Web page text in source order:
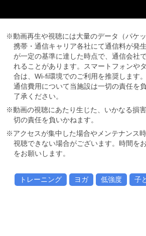
※動画再生や視聴には大量のデータ（パケ
携帯・通信キャリア各社にて通信料が発
が一定の基準に達した時点で、通信会社
れることがあります。スマートフォンや
合は、Wi-fi環境でのご利用を推奨します
通信費用について当施設は一切の責任を
了承ください。
※動画の視聴にあたり生じた、いかなる損
切の責任を負いかねます。
※アクセスが集中した場合やメンテナンス
視聴できない場合がございます。時間を
をお願いします。
トレーニング ヨガ 低強度 子